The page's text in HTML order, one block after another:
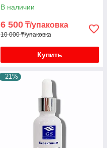
В наличии
6 500 ₸/упаковка
10 000 ₸/упаковка
Купить
–21%